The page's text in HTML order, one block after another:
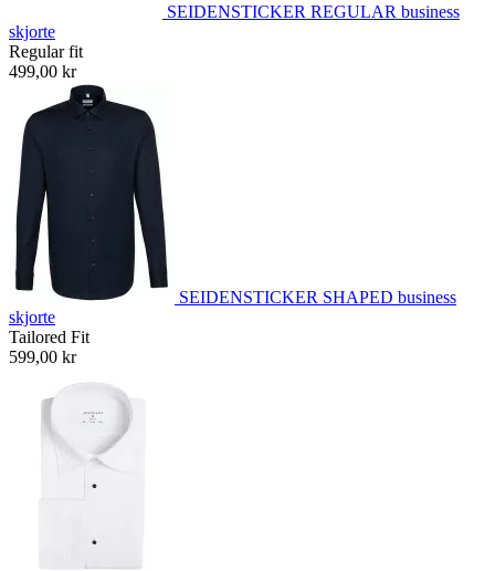
SEIDENSTICKER REGULAR business
skjorte
Regular fit
499,00 kr
SEIDENSTICKER SHAPED business
skjorte
Tailored Fit
599,00 kr